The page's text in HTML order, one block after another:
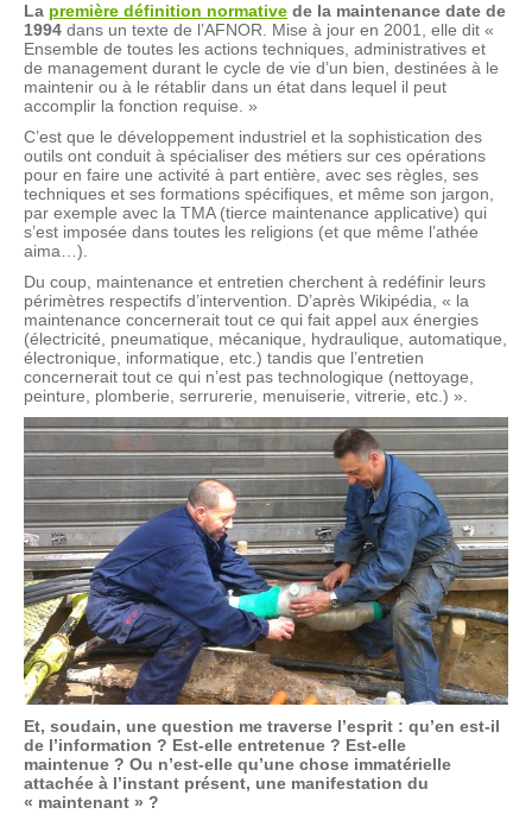
La première définition normative de la maintenance date de
1994 dans un texte de l’AFNOR. Mise à jour en 2001, elle dit «
Ensemble de toutes les actions techniques, administratives et
de management durant le cycle de vie d’un bien, destinées à le
maintenir ou à le rétablir dans un état dans lequel il peut
accomplir la fonction requise. »
C’est que le développement industriel et la sophistication des
outils ont conduit à spécialiser des métiers sur ces opérations
pour en faire une activité à part entière, avec ses règles, ses
techniques et ses formations spécifiques, et même son jargon,
par exemple avec la TMA (tierce maintenance applicative) qui
s’est imposée dans toutes les religions (et que même l’athée
aima…).
Du coup, maintenance et entretien cherchent à redéfinir leurs
périmètres respectifs d’intervention. D’après Wikipédia, « la
maintenance concernerait tout ce qui fait appel aux énergies
(électricité, pneumatique, mécanique, hydraulique, automatique,
électronique, informatique, etc.) tandis que l’entretien
concernerait tout ce qui n’est pas technologique (nettoyage,
peinture, plomberie, serrurerie, menuiserie, vitrerie, etc.) ».
Et, soudain, une question me traverse l’esprit : qu’en est-il
de l’information ? Est-elle entretenue ? Est-elle
maintenue ? Ou n’est-elle qu’une chose immatérielle
attachée à l’instant présent, une manifestation du
« maintenant » ?